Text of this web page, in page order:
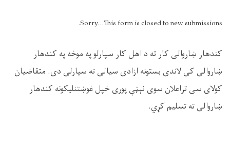
Sorry...This form is closed to new submissions.
کندهار ښاروالی کار ته د اهل کار سپارلو په موخه په کندهار
ښاروالی کی لاندی بستونه ازادی سیالی ته سپارلی دی. متقاضیان
کولای سی تراعلان سوی نېټې پوری خپل غوښتنلیکونه کندهار
ښاروالی ته تسلیم کړي.